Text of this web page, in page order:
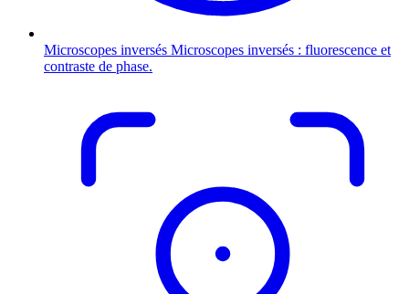
Microscopes inversés Microscopes inversés : fluorescence et
contraste de phase.